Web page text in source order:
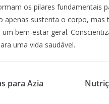
os pilares fundamentais
apenas sustenta o corpo,
bem-estar geral.
uma vida saudável.
para Azia